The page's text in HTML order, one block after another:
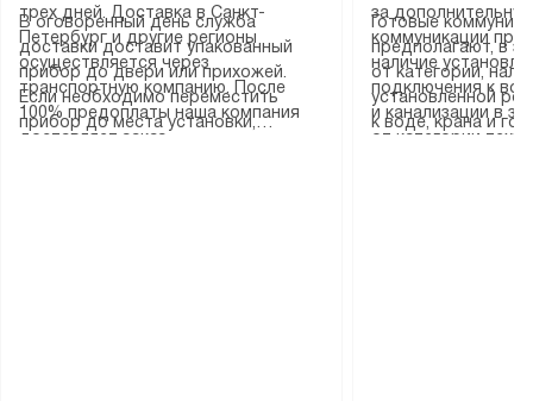
трех дней. Доставка в Санкт-
Петербург и другие регионы
осуществляется через
транспортную компанию. После
100% предоплаты наша компания
доставляет заказ
В оговоренный день служба
доставки доставит упакованный
прибор до двери или прихожей.
Если необходимо переместить
прибор до места установки,
за
коммуникации
наличие
подключения к
и канализации в
от категории
Готовые
предполагают, в
от категории,
установленной
к воде, крана и